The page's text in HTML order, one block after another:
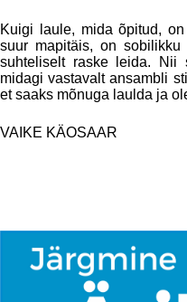
Kuigi laule, mida õpitud,
suur mapitäis, on sobilikku
suhteliselt raske leida. Nii
midagi vastavalt ansambli
et saaks mõnuga laulda ja
VAIKE KÄOSAAR